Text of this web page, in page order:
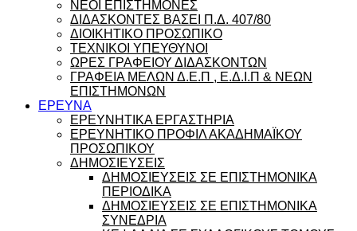
ΝΕΟΙ ΕΠΙΣΤΗΜΟΝΕΣ
ΔΙΔΑΣΚΟΝΤΕΣ ΒΑΣΕΙ Π.Δ. 407/80
ΔΙΟΙΚΗΤΙΚΟ ΠΡΟΣΩΠΙΚΟ
ΤΕΧΝΙΚΟΙ ΥΠΕΥΘΥΝΟΙ
ΩΡΕΣ ΓΡΑΦΕΙΟΥ ΔΙΔΑΣΚΟΝΤΩΝ
ΓΡΑΦΕΙΑ ΜΕΛΩΝ Δ.Ε.Π , Ε.Δ.Ι.Π & ΝΕΩΝ
ΕΠΙΣΤΗΜΟΝΩΝ
ΕΡΕΥΝΑ
ΕΡΕΥΝΗΤΙΚΑ ΕΡΓΑΣΤΗΡΙΑ
ΕΡΕΥΝΗΤΙΚΟ ΠΡΟΦΙΛ ΑΚΑΔΗΜΑΪΚΟΥ
ΠΡΟΣΩΠΙΚΟΥ
ΔΗΜΟΣΙΕΥΣΕΙΣ
ΔΗΜΟΣΙΕΥΣΕΙΣ ΣΕ ΕΠΙΣΤΗΜΟΝΙΚΑ
ΠΕΡΙΟΔΙΚΑ
ΔΗΜΟΣΙΕΥΣΕΙΣ ΣΕ ΕΠΙΣΤΗΜΟΝΙΚΑ
ΣΥΝΕΔΡΙΑ